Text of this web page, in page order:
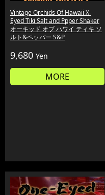
Vintage Orchids Of Hawaii X-
Eyed Tiki Salt and Ppper Shaker
オーキッド オブ ハワイ ティキ ソ
ルト&ペッパー S&P
9,680 Yen
MORE